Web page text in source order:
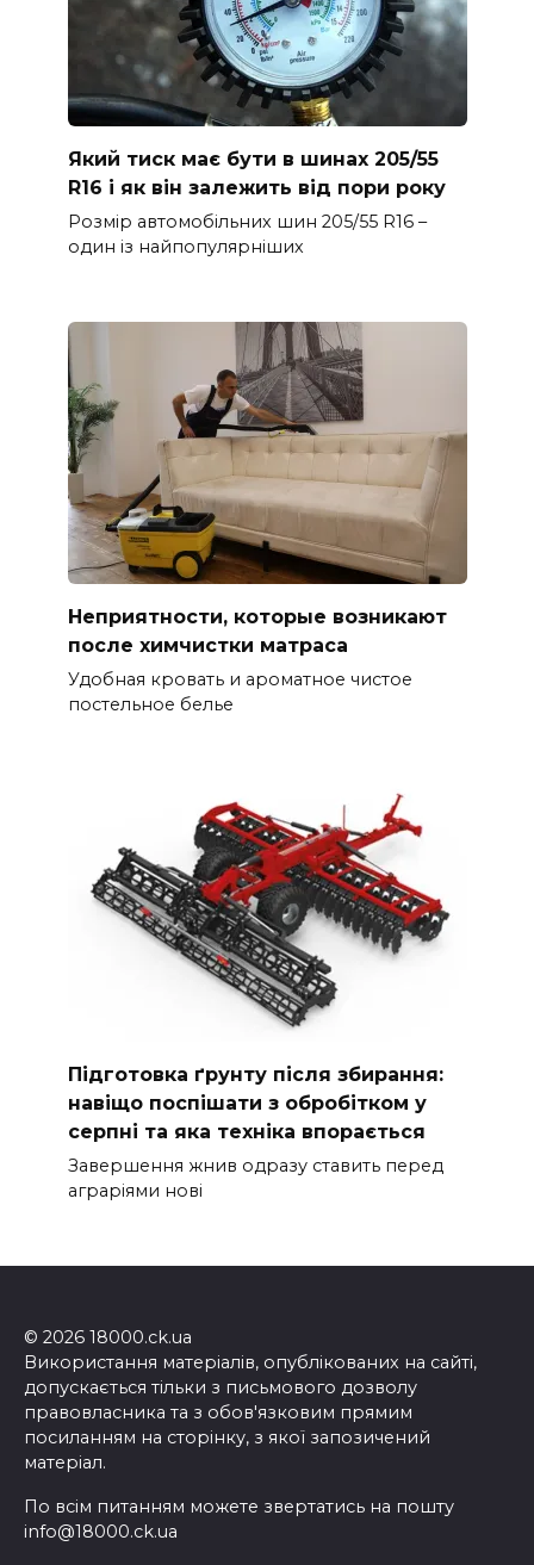
Який тиск має бути в шинах 205/55
R16 і як він залежить від пори року
Розмір автомобільних шин 205/55 R16 –
один із найпопулярніших
Неприятности, которые возникают
после химчистки матраса
Удобная кровать и ароматное чистое
постельное белье
Підготовка ґрунту після збирання:
навіщо поспішати з обробітком у
серпні та яка техніка впорається
Завершення жнив одразу ставить перед
аграріями нові
© 2026 18000.ck.ua
Використання матеріалів, опублікованих на сайті,
допускається тільки з письмового дозволу
правовласника та з обов'язковим прямим
посиланням на сторінку, з якої запозичений
матеріал.
По всім питанням можете звертатись на пошту
info@18000.ck.ua